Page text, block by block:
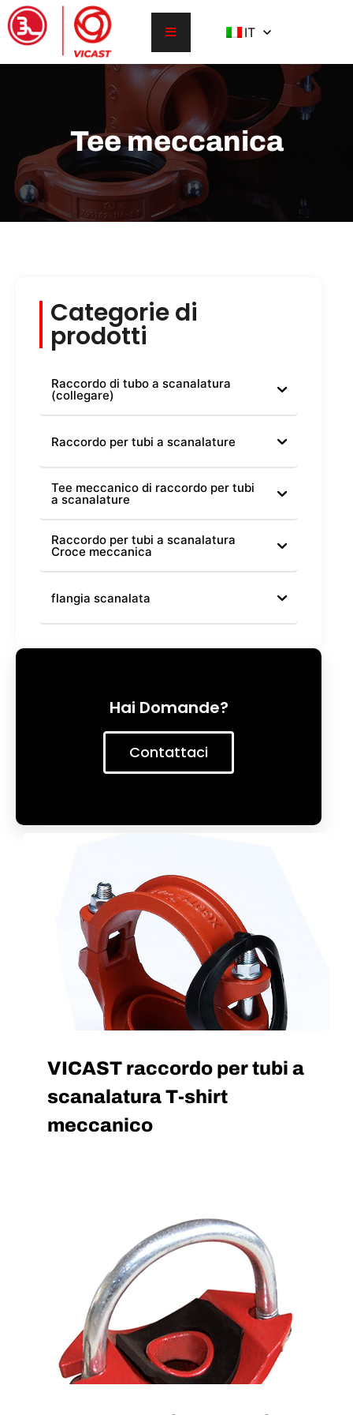
IT
Tee meccanica
Categorie di
prodotti
Raccordo di tubo a scanalatura
(collegare)
Raccordo per tubi a scanalature
Tee meccanico di raccordo per tubi
a scanalature
Raccordo per tubi a scanalatura
Croce meccanica
flangia scanalata
Hai Domande?
Contattaci
VICAST raccordo per tubi a
scanalatura T-shirt
meccanico